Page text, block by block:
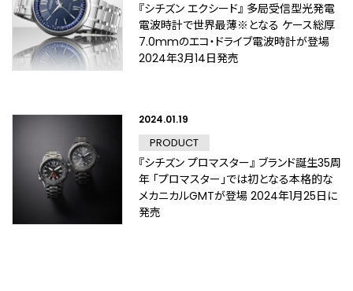
『シチズン エクシード』 多局受信型光発電
電波時計で世界最薄※となる ケース総厚
7.0mmのエコ・ドライブ電波時計が登場
2024年3月14日発売
2024.01.19
PRODUCT
『シチズン プロマスター』 ブランド誕生35周
年 「プロマスター」では初となる本格的な
メカニカルGMTが登場 2024年1月25日に
発売